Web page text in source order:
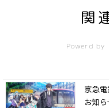
関
Powerd by
京急
お知